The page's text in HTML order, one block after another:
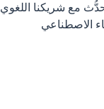
مع شريكنا اللغوي
الاصطناعي